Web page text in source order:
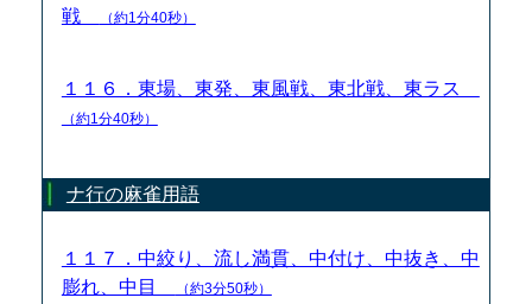
戦
（約1分40秒）
１１６．東場、東発、東風戦、東北戦、東ラス
（約1分40秒）
ナ行の麻雀用語
１１７．中絞り、流し満貫、中付け、中抜き、中
膨れ、中目
（約3分50秒）